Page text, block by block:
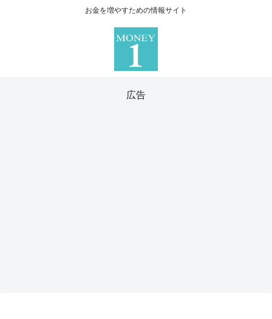
お金を増やすための情報サイト
広告